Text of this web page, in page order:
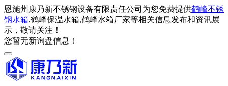
恩施州康乃新不锈钢设备有限责任公司为您免费提供鹤峰不锈
钢水箱,鹤峰保温水箱,鹤峰水箱厂家等相关信息发布和资讯展
示，敬请关注！
您暂无新询盘信息！